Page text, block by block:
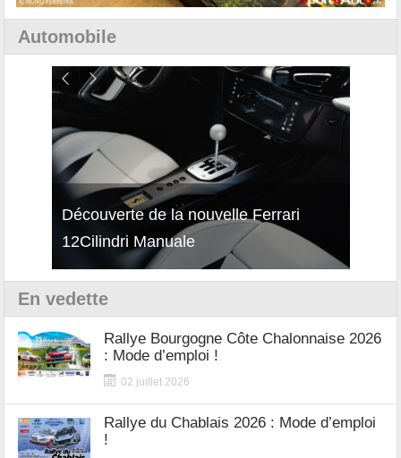
Automobile
Découverte de la nouvelle Ferrari
12Cilindri Manuale
En vedette
Rallye Bourgogne Côte Chalonnaise 2026
: Mode d’emploi !
02 juillet 2026
Rallye du Chablais 2026 : Mode d’emploi
!